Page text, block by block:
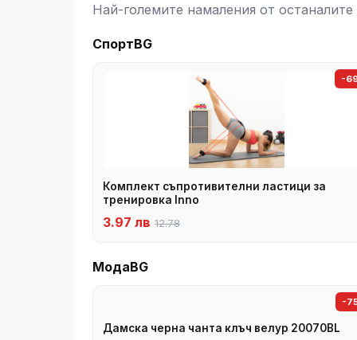
Най-големите намаления от останалите
СпортBG
-
Комплект съпротивителни ластици за
тренировка Inno
3.97 лв 12.78
МодаBG
-
Дамска черна чанта клъч велур 20070BL